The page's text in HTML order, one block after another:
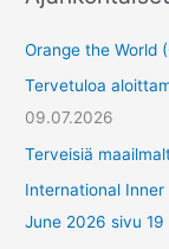
Orange the World
Tervetuloa
09.07.2026
Terveisiä
International
June 2026 sivu 19